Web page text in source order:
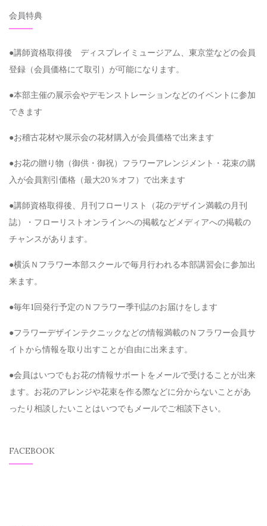
会員特典
●講師資格取得後 ディスプレイミュージアム、東京堂などの会員
登録（会員価格にて取引）が可能になります。
●本部主催の展示会やデモンストレーションなどのイベントに参加
できます
●お稽古花材や展示会の花材購入が会員価格で出来ます
●お花の贈り物（御供・御祝）フラワーアレンジメント・花束の購
入が会員割引価格（最大20％オフ）で出来ます
●講師資格取得後、月刊フローリスト（花のデザイン満載の月刊
誌）・フローリストオンラインへの掲載などメディアへの掲載の
チャンスがあります。
●横浜Ｎフラワー本部スクールで毎月行われる本部講習会に参加出
来ます。
●毎年1回発行予定のＮフラワー季刊誌のお届けをします
●フラワーデザインテクニックなどの情報満載のＮフラワー会員サ
イトから情報を取り出すことが自由に出来ます。
●会員はいつでもお花の情報サポートをメールで受けることが出来
ます。お花のアレンジや花束を作る際などに分からないことがあ
ったり相談したいことはいつでもメールでご相談下さい。
FACEBOOK